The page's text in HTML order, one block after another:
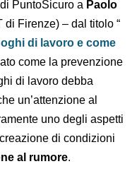
di PuntoSicuro
– UOT di Firenze) –
nei luoghi di
sottolineato
della salute nei
più in generale,
dei lavoratori . E
di cui tener
di comfort